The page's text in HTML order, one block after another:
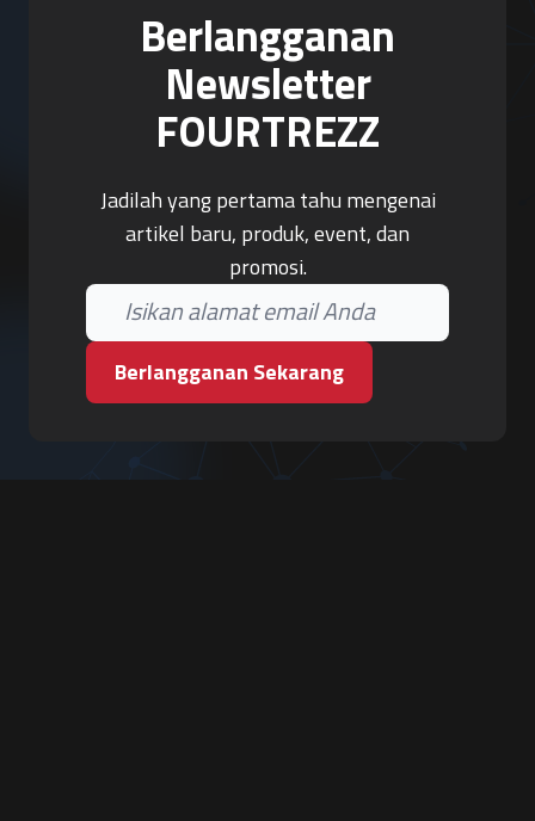
Berlangganan
Newsletter
FOURTREZZ
Jadilah yang pertama tahu mengenai
artikel baru, produk, event, dan
promosi.
Berlangganan Sekarang